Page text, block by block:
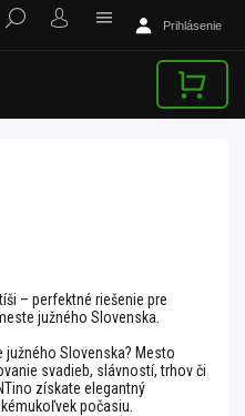
Prihlásenie
– perfektné riešenie pre
južného Slovenska.
Slovenska? Mesto
svadieb, slávností, trhov či
získate elegantný
počasiu.